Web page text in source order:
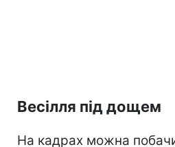
Весілля під дощем
На кадрах можна